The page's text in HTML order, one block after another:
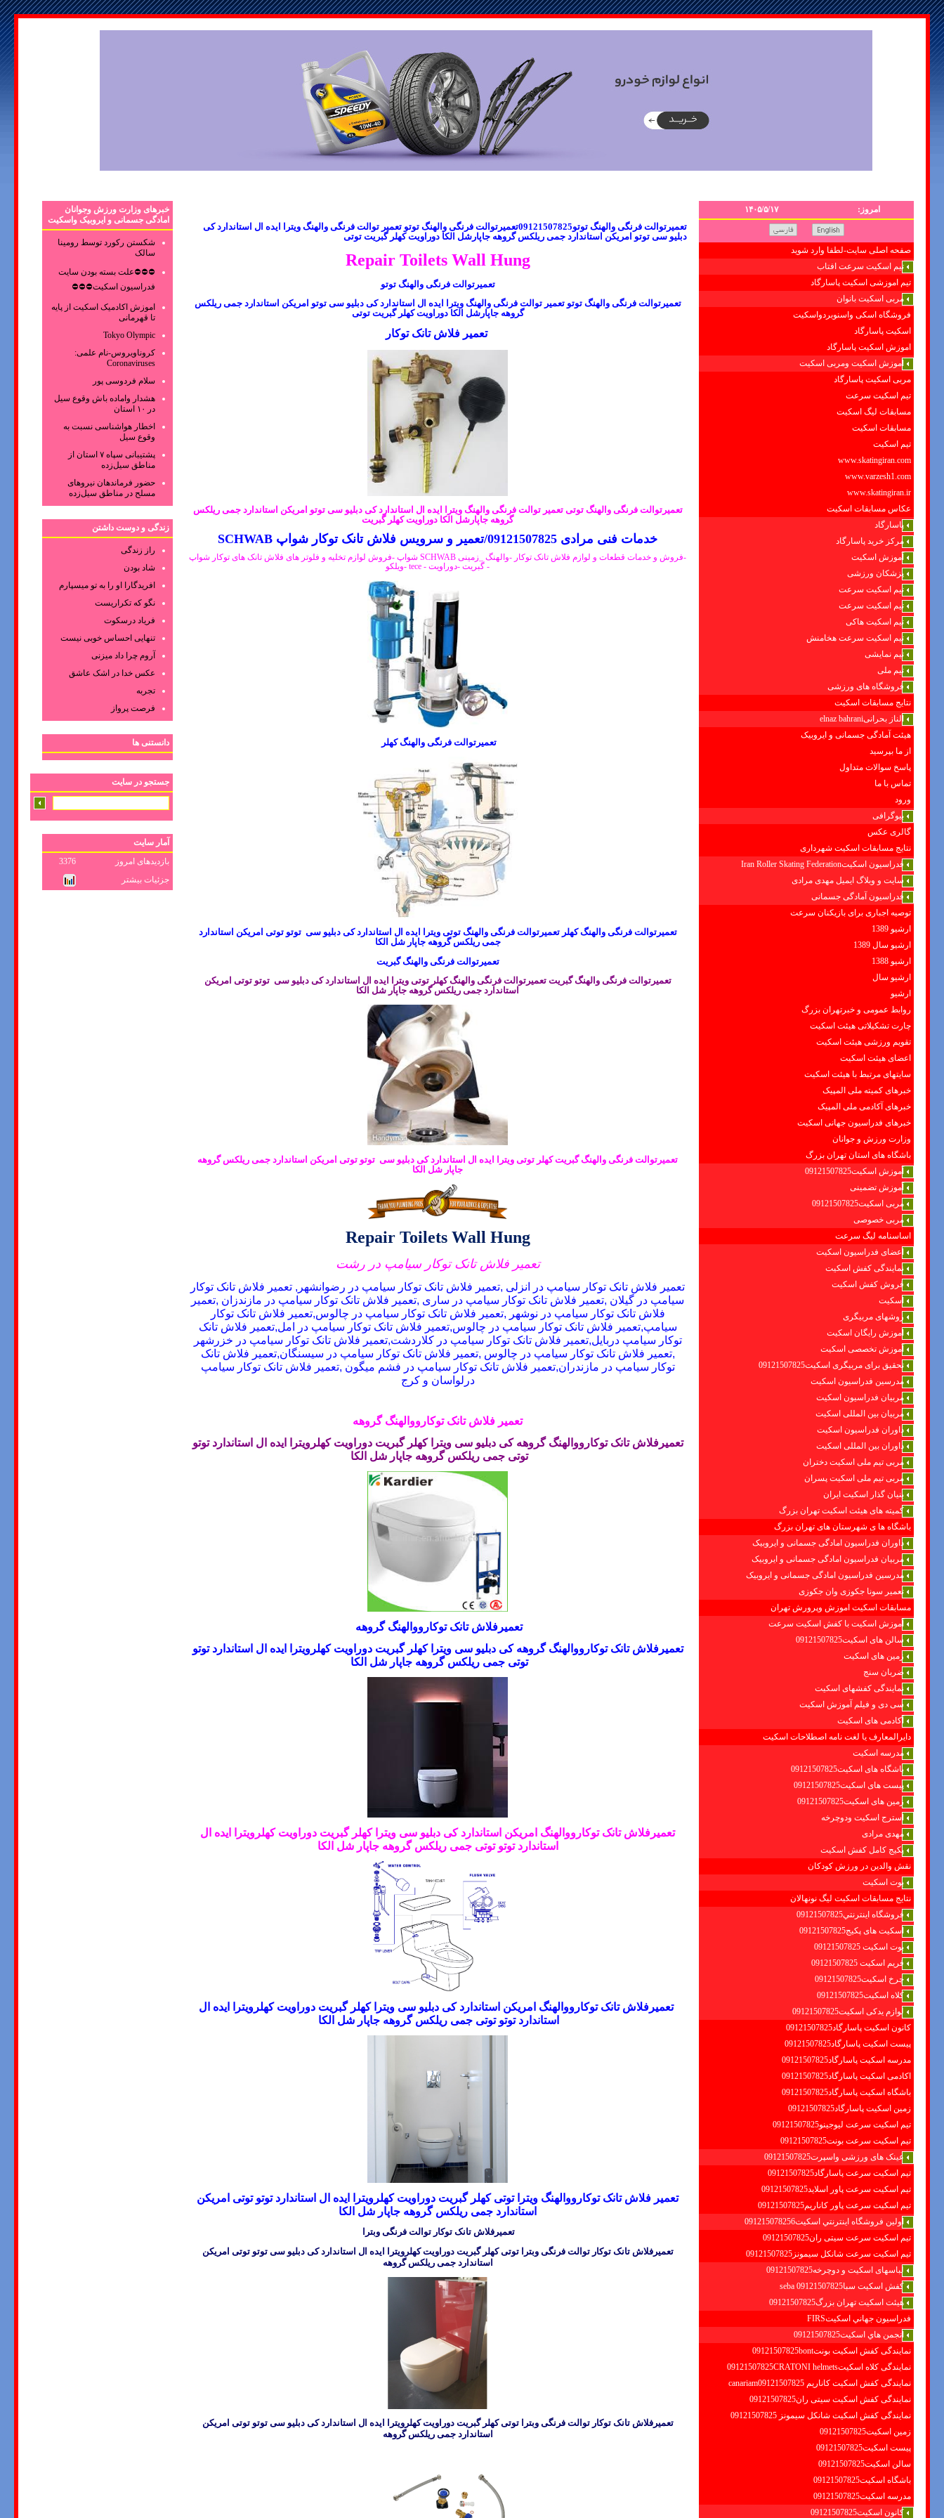
امروز: ۱۴۰۵/۵/۱۷
صفحه اصلی سایت-لطفا وارد شوید
تیم اسکیت سرعت افتاب
تیم اموزشی اسکیت پاسارگاد
مربی اسکیت بانوان
فروشگاه اسکی واسنوبردواسکیت
اسکیت پاسارگاد
اموزش اسکیت پاسارگاد
اموزش اسکیت ومربی اسکیت
مربی اسکیت پاسارگاد
تیم اسکیت سرعت
مسابقات لیگ اسکیت
مسابقات اسکیت
تیم اسکیت
www.skatingiran.com
www.varzesh1.com
www.skatingiran.ir
عکاس مسابقات اسکیت
پاسارگاد
مرکز خرید پاسارگاد
آموزش اسکیت
پزشکان ورزشی
تیم اسکیت سرعت
تیم اسکیت سرعت
تیم اسکیت هاکی
تیم اسکیت سرعت هخامنش
تیم نمایشی
تیم ملی
فروشگاه های ورزشی
نتایج مسابقات اسکیت
الناز بحرانیelnaz bahrani
هیئت آمادگی جسمانی و ایروبیک
از ما بپرسید
پاسخ سوالات متداول
تماس با ما
ورود
بیوگرافی
گالری عکس
نتایج مسابقات اسکیت شهرداری
فدراسیون اسکیتIran Roller Skating Federation
سایت و وبلاگ ایمیل مهدی مرادی
فدراسیون آمادگی جسمانی
توصیه اجباری برای بازیکنان سرعت
ارشیو 1389
ارشیو سال 1389
ارشیو 1388
ارشیو سال
ارشیو
روابط عمومی و خبرتهران بزرگ
چارت تشکیلاتی هیئت اسکیت
تقویم ورزشی هیئت اسکیت
اعضای هیئت اسکیت
سایتهای مرتبط با هیئت اسکیت
خبرهای کمیته ملی المپیک
خبرهای آکادمی ملی المپیک
خبرهای فدراسیون جهانی اسکیت
وزارت ورزش و جوانان
باشگاه های استان تهران بزرگ
آموزش اسکیت09121507825
آموزش تضمینی
مربی اسکیت09121507825
مربی خصوصی
اساسنامه لیگ سرعت
اعضای فدراسیون اسکیت
نمایندگی کفش اسکیت
فروش کفش اسکیت
اسکیت
روشهای مربیگری
اموزش رایگان اسکیت
آموزش تخصصی اسکیت
تحقیق برای مربیگری اسکیت09121507825
مدرسین فدراسیون اسکیت
مربیان فدراسیون اسکیت
مربیان بین المللی اسکیت
داوران فدراسیون اسکیت
داوران بین المللی اسکیت
مربی تیم ملی اسکیت دختران
مربی تیم ملی اسکیت پسران
بنیان گذار اسکیت ایران
کمیته های هیئت اسکیت تهران بزرگ
باشگاه ها ی شهرستان های تهران بزرگ
داوران فدراسیون امادگی جسمانی و ایروبیک
مربیان فدراسیون امادگی جسمانی و ایروبیک
مدرسین فدراسیون امادگی جسمانی و ایروبیک
تعمیر سونا جکوزی وان جکوزی
مسابقات اسکیت اموزش وپرورش تهران
آموزش اسکیت با کفش اسکیت سرعت
سالن های اسکیت09121507825
زمین های اسکیت
ضربان سنج
نمایندگی کفشهای اسکیت
سی دی و فیلم آموزش اسکیت
آکادمی های اسکیت
دایرالمعارف یا لغت نامه اصطلاحات اسکیت
مدرسه اسکیت
باشگاه های اسکیت09121507825
پیست های اسکیت09121507825
زمین های اسکیت09121507825
استرج اسکیت ودوچرخه
مهدی مرادی
پکیج کامل کفش اسکیت
نقش والدین در ورزش کودکان
بوت اسکیت
نتایج مسابقات اسکیت لیگ نونهالان
فروشگاه اينترنتي09121507825
اسکیت های پکیج09121507825
بوت اسکیت 09121507825
فریم اسکیت 09121507825
چرخ اسکیت09121507825
کلاه اسکیت09121507825
لوازم یدکی اسکیت09121507825
کانون اسکیت پاسارگاد09121507825
پیست اسکیت پاسارگاد09121507825
مدرسه اسکیت پاسارگاد09121507825
اکادمی اسکیت پاسارگاد09121507825
باشگاه اسکیت پاسارگاد09121507825
زمین اسکیت پاسارگاد09121507825
تیم اسکیت سرعت لیوجینو09121507825
تیم اسکیت سرعت بونت09121507825
عینک های ورزشی واسپرت09121507825
تیم اسکیت سرعت پاسارگاد09121507825
تیم اسکیت سرعت پاور اسلاید09121507825
تیم اسکیت سرعت پاور کاناریم09121507825
اولين فروشگاه اينترنتي اسكيت091215078256
تیم اسکیت سرعت سیتی ران09121507825
تیم اسکیت سرعت شانکل سیمونز09121507825
لباسهای اسکیت و دوچرخه09121507825
کفش اسکیت سبا09121507825 seba
هیئت اسکیت تهران بزرگ09121507825
فدراسيون جهاني اسكيتFIRS
انجمن هاي اسكيت09121507825
نمایندگی کفش اسکیت بونت09121507825bont
نمایندگی کلاه اسکیت09121507825CRATONI helmets
نمایندگی کفش اسکیت كاناريم canariam09121507825
نمایندگی کفش اسکیت سیتی ران09121507825
نمایندگی کفش اسکیت شانكل سيمونز 09121507825
زمین اسکیت09121507825
پیست اسکیت09121507825
سالن اسکیت09121507825
باشگاه اسکیت09121507825
مدرسه اسکیت09121507825
کانون اسکیت09121507825
تعمیرتوالت فرنگی والهنگ توتو09121507825تعمیرتوالت فرنگی والهنگ توتو تعمیر توالت فرنگی والهنگ ویترا ایده ال استاندارد کی
دبلیو سی توتو امریکن استاندارد جمی ریلکس گروهه جاپارشل الکا دوراویت کهلر گبریت توتی
Repair Toilets Wall Hung
تعمیرتوالت فرنگی والهنگ توتو
تعمیرتوالت فرنگی والهنگ توتو تعمیر توالت فرنگی والهنگ ویترا ایده ال استاندارد کی دبلیو سی توتو امریکن استاندارد جمی ریلکس
گروهه جاپارشل الکا دوراویت کهلر گبریت توتی
تعمیر فلاش تانک توکار
تعمیرتوالت فرنگی والهنگ توتی تعمیر توالت فرنگی والهنگ ویترا ایده ال استاندارد کی دبلیو سی توتو امریکن استاندارد جمی ریلکس
گروهه جاپارشل الکا دوراویت کهلر گبریت
خدمات فنی مرادی 09121507825/تعمیر و سرویس فلاش تانک توکار شواپ SCHWAB
-فروش و خدمات قطعات و لوازم فلاش تانک توکار -والهنگ _زمینی SCHWAB شواپ -فروش لوازم تخلیه و فلوتر های فلاش تانک های توکار شواپ
- گبریت -دوراویت - tece -ویلکو
تعمیرتوالت فرنگی والهنگ کهلر
تعمیرتوالت فرنگی والهنگ کهلر تعمیرتوالت فرنگی والهنگ توتی ویترا ایده ال استاندارد کی دبلیو سی توتو توتی امریکن استاندارد
جمی ریلکس گروهه جاپار شل الکا
تعمیرتوالت فرنگی والهنگ گبریت
تعمیرتوالت فرنگی والهنگ گبریت تعمیرتوالت فرنگی والهنگ کهلر توتی ویترا ایده ال استاندارد کی دبلیو سی توتو توتی امریکن
استاندارد جمی ریلکس گروهه جاپار شل الکا
تعمیرتوالت فرنگی والهنگ گبریت کهلر توتی ویترا ایده ال استاندارد کی دبلیو سی توتو توتی امریکن استاندارد جمی ریلکس گروهه
جاپار شل الکا
Repair Toilets Wall Hung
تعمیر فلاش تانک توکار سیامپ در رشت
تعمیر فلاش تانک توکار سیامپ در انزلی ,تعمیر فلاش تانک توکار سیامپ در رضوانشهر, تعمیر فلاش تانک توکار
سیامپ در گیلان ,تعمیر فلاش تانک توکار سیامپ در ساری ,تعمیر فلاش تانک توکار سیامپ در مازندزان ,تعمیر
فلاش تانک توکار سیامپ در نوشهر ,تعمیر فلاش تانک توکار سیامپ در چالوس,تعمیر فلاش تانک توکار
سیامپ,تعمیر فلاش تانک توکار سیامپ در چالوس,تعمیر فلاش تانک توکار سیامپ در امل,تعمیر فلاش تانک
توکار سیامپ دربایل,تعمیر فلاش تانک توکار سیامپ در کلاردشت,تعمیر فلاش تانک توکار سیامپ در خزرشهر
,تعمیر فلاش تانک توکار سیامپ در چالوس ,تعمیر فلاش تانک توکار سیامپ در سیسنگان,تعمیر فلاش تانک
توکار سیامپ در مازندران,تعمیر فلاش تانک توکار سیامپ در فشم میگون ,تعمیر فلاش تانک توکار سیامپ
درلواسان و کرج
تعمیر فلاش تانک توکارووالهنگ گروهه
تعمیرفلاش تانک توکارووالهنگ گروهه کی دبلیو سی ویترا کهلر گبریت دوراویت کهلرویترا ایده ال استاندارد توتو
توتی جمی ریلکس گروهه جاپار شل الکا
تعمیرفلاش تانک توکارووالهنگ گروهه
تعمیرفلاش تانک توکارووالهنگ گروههکی دبلیو سی ویترا کهلر گبریت دوراویت کهلرویترا ایده ال استاندارد توتو
توتی جمی ریلکس گروهه جاپار شل الکا
تعمیرفلاش تانک توکارووالهنگ امریکن استاندارد کی دبلیو سی ویترا کهلر گبریت دوراویت کهلرویترا ایده ال
استاندارد توتو توتی جمی ریلکس گروهه جاپار شل الکا
تعمیرفلاش تانک توکارووالهنگ امریکن استاندارد کی دبلیو سی ویترا کهلر گبریت دوراویت کهلرویترا ایده ال
استاندارد توتو توتی جمی ریلکس گروهه جاپار شل الکا
تعمیر فلاش تانک توکارووالهنگ ویترا توتی کهلر گبریت دوراویت کهلرویترا ایده ال استاندارد توتو توتی امریکن
استاندارد جمی ریلکس گروهه جاپار شل الکا
تعمیرفلاش تانک توکار توالت فرنگی وبترا
تعمیرفلاش تانک توکار توالت فرنگی وبترا توتی کهلر گبریت دوراویت کهلرویترا ایده ال استاندارد کی دبلیو سی توتو توتی امریکن
استاندارد جمی ریلکس گروهه
تعمیرفلاش تانک توکار توالت فرنگی وبترا توتی کهلر گبریت دوراویت کهلرویترا ایده ال استاندارد کی دبلیو سی توتو توتی امریکن
استاندارد جمی ریلکس گروهه
خبرهای وزارت ورزش وجوانان
امادگی جسمانی و ایروبیک واسکیت
شکستن رکورد توسط رومینا
سالک
⛔⛔⛔علت بسته بودن سایت
فدراسیون اسکیت⛔⛔⛔
اموزش اکادمیک اسکیت از پایه
تا قهرمانی
Tokyo Olympic
کروناویروس‌-نام علمی:
Coronaviruses
سلام فردوسی پور
هشدار واماده باش وقوع سیل
در ۱۰ استان
اخطار هواشناسی نسبت به
وقوع سیل
پشتیبانی سپاه ۷ استان از
مناطق سیل‌زده
حضور فرماندهان نیروهای
مسلح در مناطق سیل‌زده
زندگی و دوست داشتن
راز زندگی
شاد بودن
افریدگارا او را به تو میسپارم
نگو که تکراریست
فریاد درسکوت
تنهایی احساس خوبی نیست
آروم چرا داد میزنی
عکس‌ خدا در اشک‌ عاشق‌
تجربه
فرصت پرواز
دانستنی ها
جستجو در سایت
آمار سایت
بازدیدهای امروز
3376
جزئیات بیشتر